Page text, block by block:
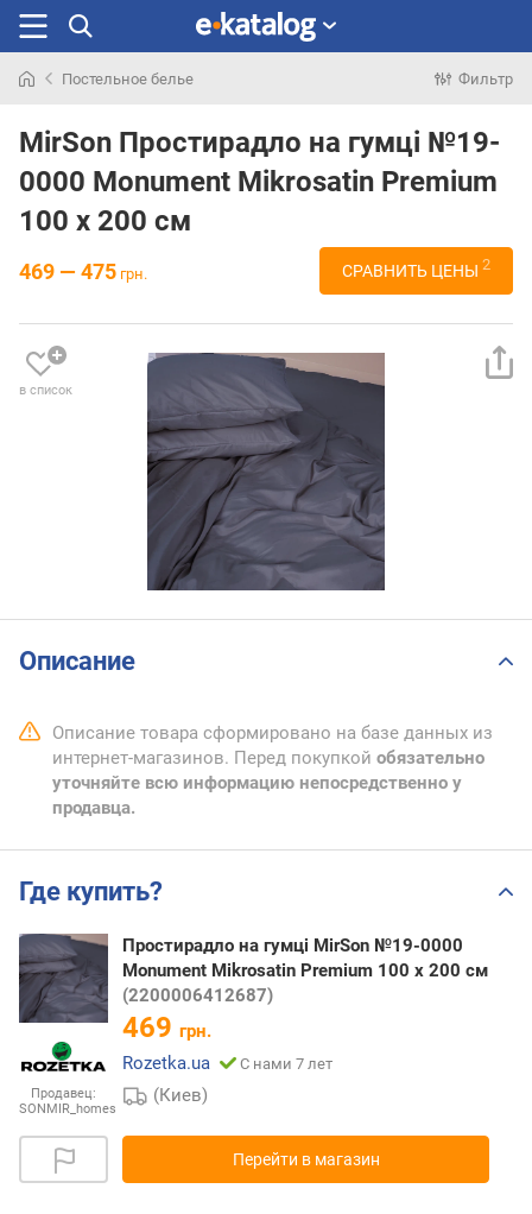
раньше
Постельное белье Фильтр
MirSon Простирадло на гумці №19-
0000 Monument Mikrosatin Premium
100 х 200 см
469 — 475 грн. СРАВНИТЬ ЦЕНЫ 2
в список
Описание
Описание товара сформировано на базе данных из
интернет-магазинов. Перед покупкой обязательно
уточняйте всю информацию непосредственно у
продавца.
Где купить?
Продавец:
SONMIR_homes
Простирадло на гумці MirSon №19-0000
Monument Mikrosatin Premium 100 х 200 см
(2200006412687)
469 грн.
Rozetka.ua
С нами 7 лет
(Киев)
Перейти в магазин